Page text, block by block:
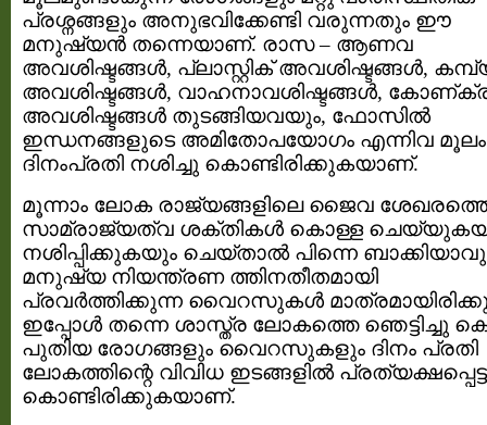
പ്രശ്നങ്ങളും അനുഭവിക്കേണ്ടി വരുന്നതും ഈ
മനുഷ്യന്‍ തന്നെയാണ്. രാസ – ആണവ
അവശിഷ്ടങ്ങള്‍, പ്ലാസ്റ്റിക് അവശിഷ്ടങ്ങള്‍,
അവശിഷ്ടങ്ങള്‍, വാഹനാവശിഷ്ടങ്ങള്‍,
അവശിഷ്ടങ്ങള്‍ തുടങ്ങിയവയും, ഫോസില്‍
ഇന്ധനങ്ങളുടെ അമിതോപയോഗം എന്നിവ മൂലം
ദിനംപ്രതി നശിച്ചു കൊണ്ടിരിക്കുകയാണ്.
മൂന്നാം ലോക രാജ്യങ്ങളിലെ ജൈവ
സാമ്രാജ്യത്വ ശക്തികള്‍ കൊള്ള
നശിപ്പിക്കുകയും ചെയ്‌താല്‍ പിന്നെ
മനുഷ്യ നിയന്ത്രണ ത്തിനതീതമായി
പ്രവര്‍ത്തിക്കുന്ന വൈറസുകള്‍
ഇപ്പോള്‍ തന്നെ ശാസ്ത്ര ലോകത്തെ ഞെട്ടിച്ചു
പുതിയ രോഗങ്ങളും വൈറസുകളും ദിനം പ്രതി
ലോകത്തിന്റെ വിവിധ ഇടങ്ങളില്‍
കൊണ്ടിരിക്കുകയാണ്.